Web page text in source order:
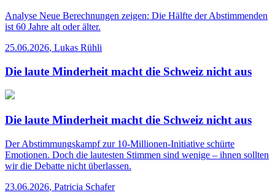
Analyse Neue Berechnungen zeigen: Die Hälfte der Abstimmenden
ist 60 Jahre alt oder älter.
25.06.2026, Lukas Rühli
Die laute Minderheit macht die Schweiz nicht aus
Die laute Minderheit macht die Schweiz nicht aus
Der Abstimmungskampf zur 10-Millionen-Initiative schürte
Emotionen. Doch die lautesten Stimmen sind wenige – ihnen sollten
wir die Debatte nicht überlassen.
23.06.2026, Patricia Schafer